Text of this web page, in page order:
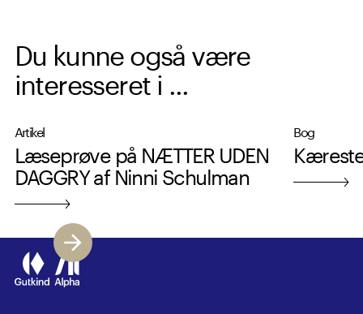
Du kunne også være
interesseret i ...
Artikel
Læseprøve på NÆTTER UDEN
DAGGRY af Ninni Schulman
Bog